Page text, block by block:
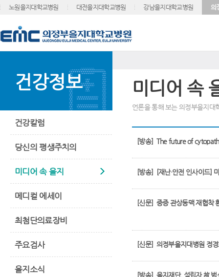
노원을지대학교병원 대전을지대학교병원 강남을지대학교병원 의
건강정보
건강칼럼
당신의 평생주치의
미디어 속 을지
메디컬 에세이
최첨단의료장비
주요검사
을지소식
미디어 속
언론을 통해 보는 의정부을지대
[방송] The future of
[방송] [재난·안전 인사이드]
[신문] 중증 관상동맥 재협착
[신문] 의정부을지대병원 정
[방송] 을지재단, 설립자 故